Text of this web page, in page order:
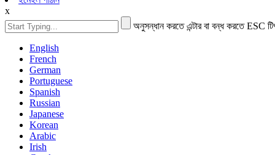
x
অনুসন্ধান করতে এন্টার বা বন্ধ করতে ESC
English
French
German
Portuguese
Spanish
Russian
Japanese
Korean
Arabic
Irish